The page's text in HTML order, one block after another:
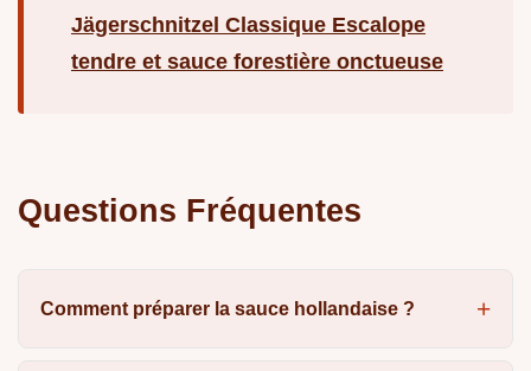
Jägerschnitzel Classique Escalope
tendre et sauce forestière onctueuse
Questions Fréquentes
Comment préparer la sauce hollandaise ?